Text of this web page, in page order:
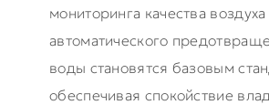
мониторинга качества воздуха
автоматического
воды становятся базовым
обеспечивая спокойствие